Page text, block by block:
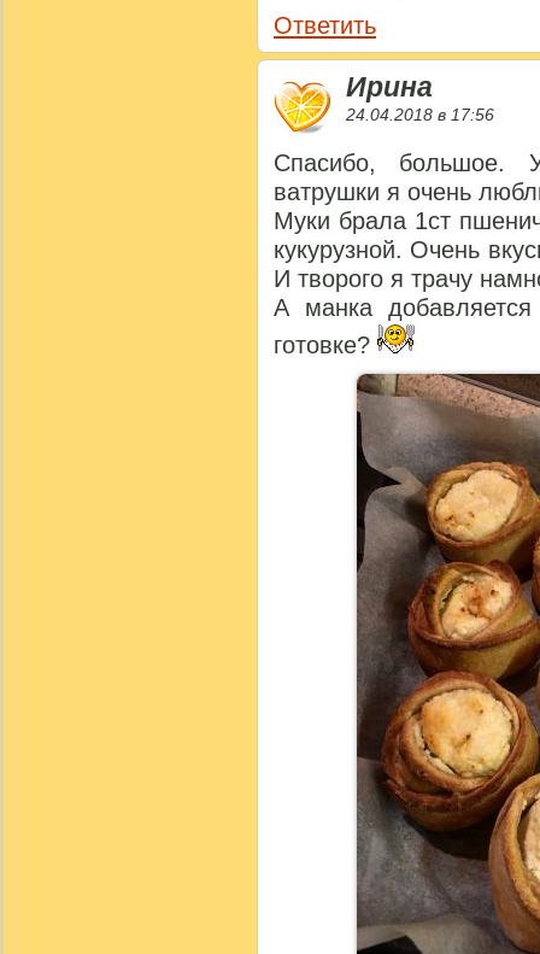
Ответить
Ирина
24.04.2018 в 17:56
Спасибо,
ватрушки я очень
Муки брала 1ст
кукурузной. Очень
И творого я трачу
А манка
готовке?